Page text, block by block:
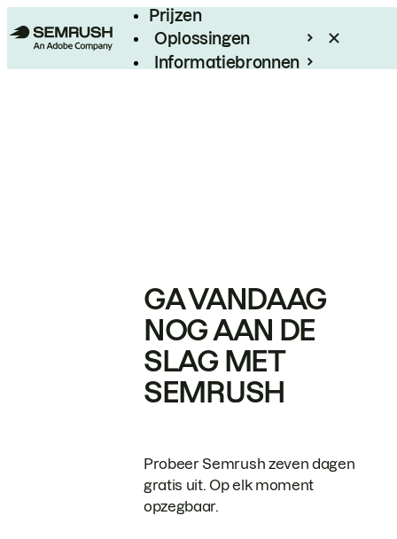
Prijzen
Oplossingen
Informatiebronnen
GA VANDAAG
NOG AAN DE
SLAG MET
SEMRUSH
Probeer Semrush zeven dagen
gratis uit. Op elk moment
opzegbaar.